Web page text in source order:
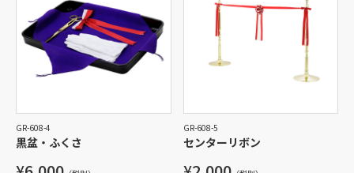
GR-608-4
黒盆・ふくさ
GR-608-5
センターリボン